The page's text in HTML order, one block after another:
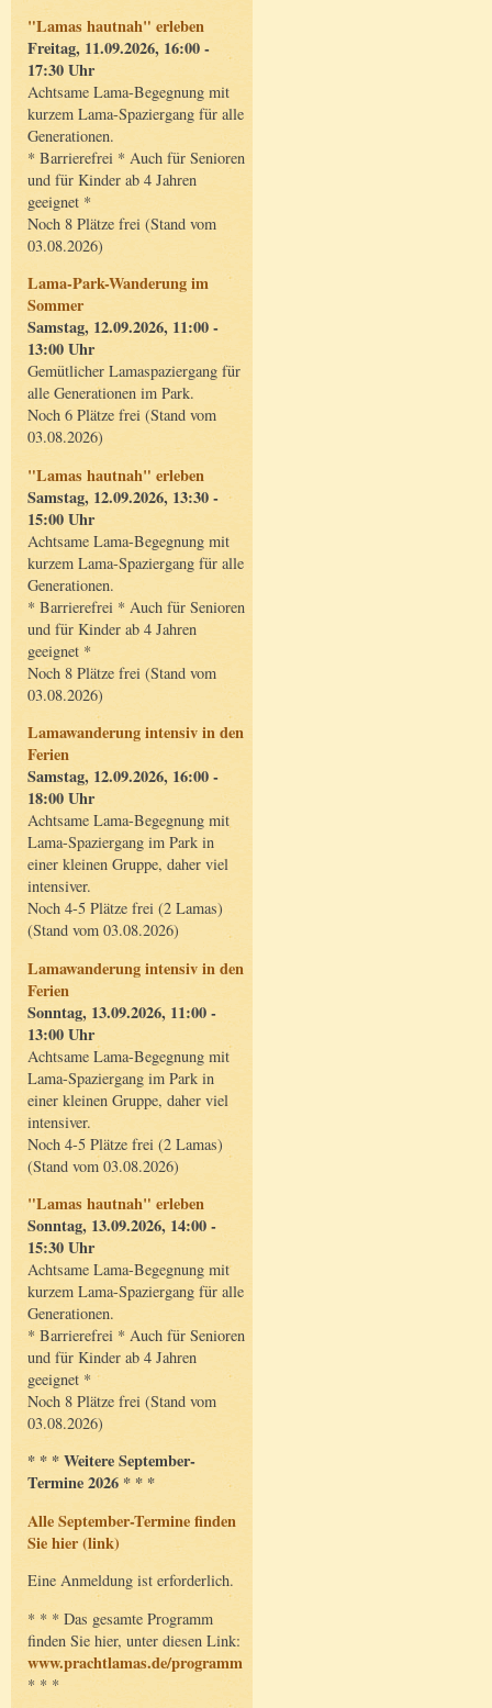
"Lamas hautnah" erleben
Freitag, 11.09.2026, 16:00 -
17:30 Uhr
Achtsame Lama-Begegnung mit
kurzem Lama-Spaziergang für alle
Generationen.
* Barrierefrei * Auch für Senioren
und für Kinder ab 4 Jahren
geeignet *
Noch 8 Plätze frei (Stand vom
03.08.2026)
Lama-Park-Wanderung im
Sommer
Samstag, 12.09.2026, 11:00 -
13:00 Uhr
Gemütlicher Lamaspaziergang für
alle Generationen im Park.
Noch 6 Plätze frei (Stand vom
03.08.2026)
"Lamas hautnah" erleben
Samstag, 12.09.2026, 13:30 -
15:00 Uhr
Achtsame Lama-Begegnung mit
kurzem Lama-Spaziergang für alle
Generationen.
* Barrierefrei * Auch für Senioren
und für Kinder ab 4 Jahren
geeignet *
Noch 8 Plätze frei (Stand vom
03.08.2026)
Lamawanderung intensiv in den
Ferien
Samstag, 12.09.2026, 16:00 -
18:00 Uhr
Achtsame Lama-Begegnung mit
Lama-Spaziergang im Park in
einer kleinen Gruppe, daher viel
intensiver.
Noch 4-5 Plätze frei (2 Lamas)
(Stand vom 03.08.2026)
Lamawanderung intensiv in den
Ferien
Sonntag, 13.09.2026, 11:00 -
13:00 Uhr
Achtsame Lama-Begegnung mit
Lama-Spaziergang im Park in
einer kleinen Gruppe, daher viel
intensiver.
Noch 4-5 Plätze frei (2 Lamas)
(Stand vom 03.08.2026)
"Lamas hautnah" erleben
Sonntag, 13.09.2026, 14:00 -
15:30 Uhr
Achtsame Lama-Begegnung mit
kurzem Lama-Spaziergang für alle
Generationen.
* Barrierefrei * Auch für Senioren
und für Kinder ab 4 Jahren
geeignet *
Noch 8 Plätze frei (Stand vom
03.08.2026)
* * * Weitere September-
Termine 2026 * * *
Alle September-Termine finden
Sie hier (link)
Eine Anmeldung ist erforderlich.
* * * Das gesamte Programm
finden Sie hier, unter diesen Link:
www.prachtlamas.de/programm
* * *